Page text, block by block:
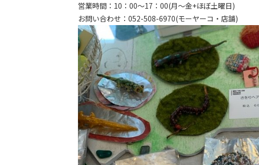
営業時間：10：00～17：00(月～金+ほぼ土曜日)
お問い合わせ：052-508-6970(モーヤーコ・店舗)